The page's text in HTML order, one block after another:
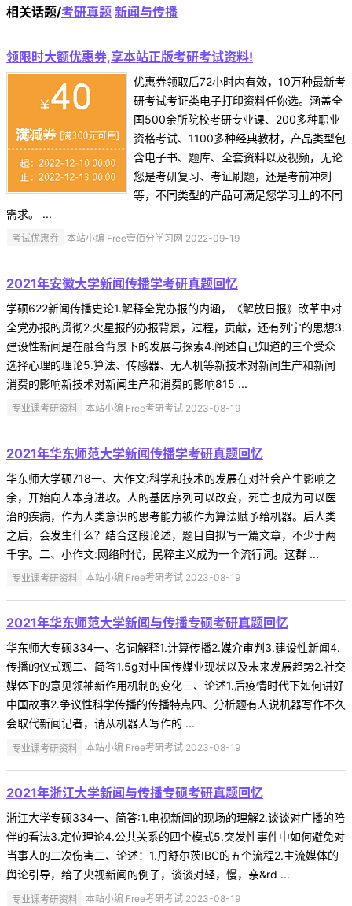
相关话题/考研真题 新闻与传播
领限时大额优惠券,享本站正版考研考试资料!
优惠券领取后72小时内有效，10万种最新考
研考试考证类电子打印资料任你选。涵盖全
国500余所院校考研专业课、200多种职业
资格考试、1100多种经典教材，产品类型包
含电子书、题库、全套资料以及视频，无论
您是考研复习、考证刷题，还是考前冲刺
等，不同类型的产品可满足您学习上的不同
需求。 ...
考试优惠券 本站小编 Free壹佰分学习网 2022-09-19
2021年安徽大学新闻传播学考研真题回忆
学硕622新闻传播史论1.解释全党办报的内涵，《解放日报》改革中对
全党办报的贯彻2.火星报的办报背景，过程，贡献，还有列宁的思想3.
建设性新闻是在融合背景下的发展与探索4.阐述自己知道的三个受众
选择心理的理论5.算法、传感器、无人机等新技术对新闻生产和新闻
消费的影响新技术对新闻生产和消费的影响815 ...
专业课考研资料 本站小编 Free考研考试 2023-08-19
2021年华东师范大学新闻传播学考研真题回忆
华东师大学硕718一、大作文:科学和技术的发展在对社会产生影响之
余，开始向人本身进攻。人的基因序列可以改变，死亡也成为可以医
治的疾病，作为人类意识的思考能力被作为算法赋予给机器。后人类
之后，会发生什么？结合这段论述，题目自拟写一篇文章，不少于两
千字。二、小作文:网络时代，民粹主义成为一个流行词。这群 ...
专业课考研资料 本站小编 Free考研考试 2023-08-19
2021年华东师范大学新闻与传播专硕考研真题回忆
华东师大专硕334一、名词解释1.计算传播2.媒介审判3.建设性新闻4.
传播的仪式观二、简答1.5g对中国传媒业现状以及未来发展趋势2.社交
媒体下的意见领袖新作用机制的变化三、论述1.后疫情时代下如何讲好
中国故事2.争议性科学传播的传播特点四、分析题有人说机器写作不久
会取代新闻记者，请从机器人写作的 ...
专业课考研资料 本站小编 Free考研考试 2023-08-19
2021年浙江大学新闻与传播专硕考研真题回忆
浙江大学专硕334一、简答:1.电视新闻的现场的理解2.谈谈对广播的陪
伴的看法3.定位理论4.公共关系的四个模式5.突发性事件中如何避免对
当事人的二次伤害二、论述：1.丹舒尔茨IBC的五个流程2.主流媒体的
舆论引导，给了央视新闻的例子，谈谈对轻，慢，亲&rd ...
专业课考研资料 本站小编 Free考研考试 2023-08-19